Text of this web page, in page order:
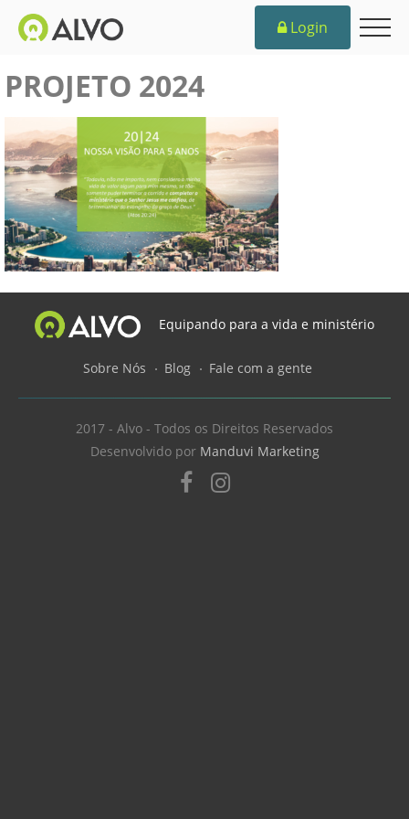
Login
PROJETO 2024
Equipando para a vida e ministério
Sobre Nós Blog Fale com a gente
2017 - Alvo - Todos os Direitos Reservados
Desenvolvido por Manduvi Marketing